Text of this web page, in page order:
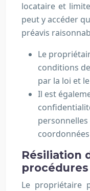
locataire et
peut y accéder
préavis
Le
conditions
par la loi et
Il est
Résiliation
procédures
Le propriétaire